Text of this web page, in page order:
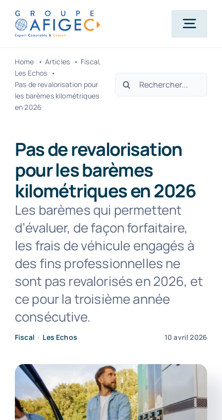
Passer
contenu
Accueil
Qui-sommes-nous ?
Nos métiers
Actualités
Carrière
Contact
Home Articles
Fiscal
Les Echos
Pas de revalorisation pour
les barèmes kilométriques
en 2026
Rechercher:
Pas de revalorisation
pour les barèmes
kilométriques en 2026
Les barèmes qui permettent
d’évaluer, de façon forfaitaire,
les frais de véhicule engagés à
des fins professionnelles ne
sont pas revalorisés en 2026, et
ce pour la troisième année
consécutive.
Fiscal • Les Echos 10 avril 2026